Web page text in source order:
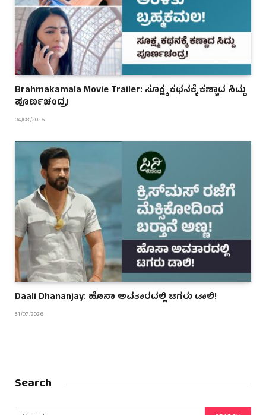
Brahmakamala Movie Trailer: ಸೂಕ್ಷ್ಮ ಕಥನಕ್ಕೆ ಕಣ್ಣಾದ ಸಿದ್ದು
ಪೂರ್ಣಚಂದ್ರ!
04/08/2026
Daali Dhananjay: ಹೊಸಾ ಅವತಾರದಲ್ಲಿ ಟಗರು ಡಾಲಿ!
31/07/2026
Search